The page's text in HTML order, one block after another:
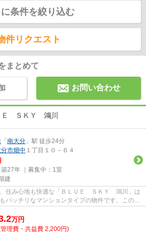
条件を絞り込む
件リクエスト
まとめて
お問い合わせ
Ｅ ＳＫＹ 鴻川
「 南大分 」駅 徒歩24分
市畑中 １丁目１０－６４
27年 ｜募集中： 1室
建
住み心地も快適な「ＢＬＵＥ ＳＫＹ 鴻川」は
バッチリなマンションタイプの物件です。この地
万円
理費・共益費 2,200円)